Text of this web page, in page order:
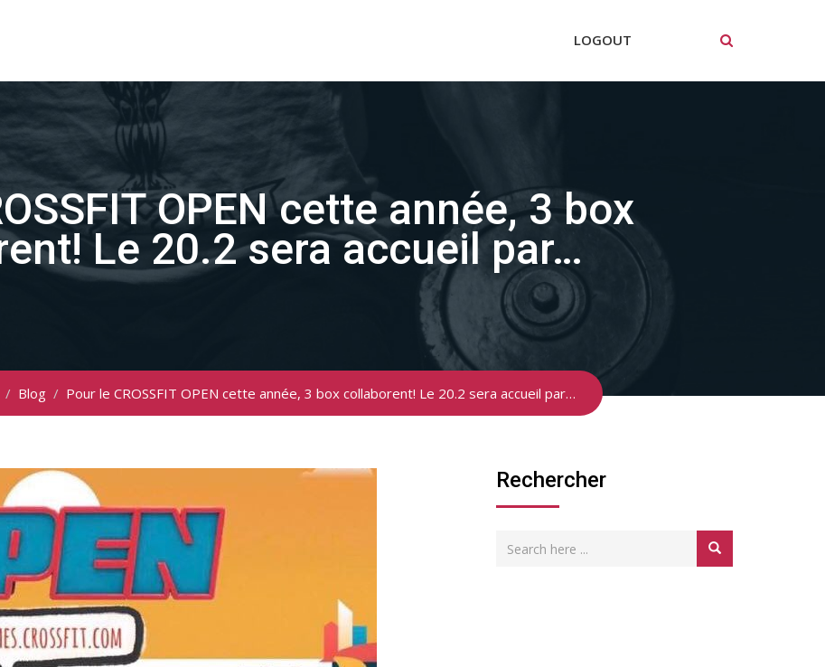
LOGOUT
OPEN cette année, 3 box
Le 20.2 sera accueil par…
/ Blog / Pour le CROSSFIT OPEN cette année, 3 box collaborent! Le 20.2 sera accueil par…
Rechercher